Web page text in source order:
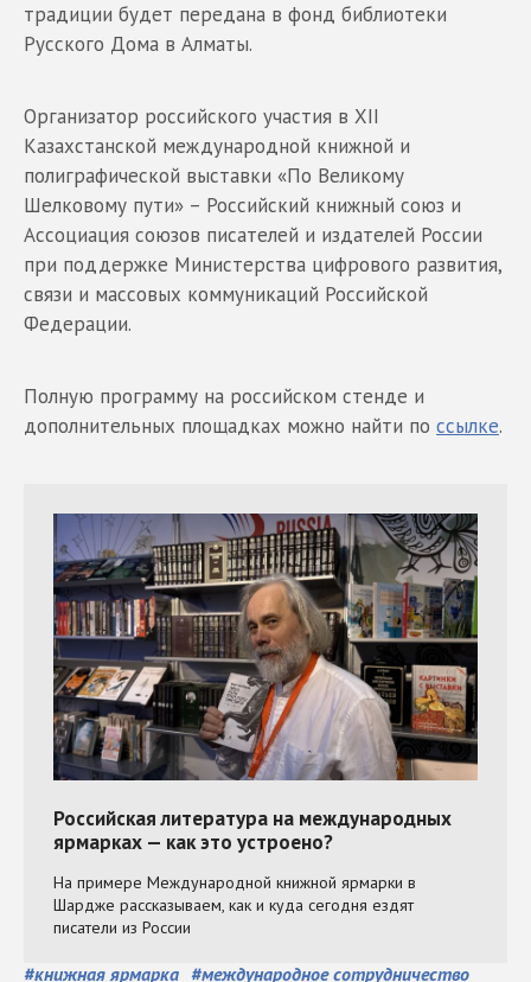
традиции будет передана в фонд библиотеки
Русского Дома в Алматы.
Организатор российского участия в XII
Казахстанской международной книжной и
полиграфической выставки «По Великому
Шелковому пути» – Российский книжный союз и
Ассоциация союзов писателей и издателей России
при поддержке Министерства цифрового развития,
связи и массовых коммуникаций Российской
Федерации.
Полную программу на российском стенде и
дополнительных площадках можно найти по ссылке.
#книжная ярмарка #международное сотрудничество